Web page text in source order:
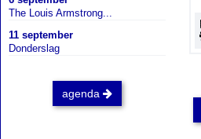
The Louis Armstrong...
11 september
Donderslag
agenda